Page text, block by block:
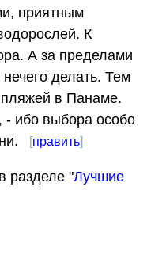
приятным
К
А за пределами
делать. Тем
в Панаме.
- ибо выбора особо
[править]
в разделе "Лучшие